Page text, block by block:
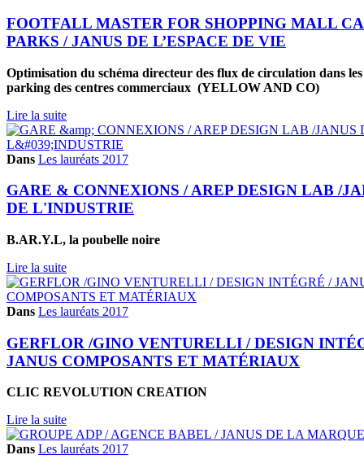
FOOTFALL MASTER FOR SHOPPING MALL
PARKS / JANUS DE L’ESPACE DE VIE
Optimisation du schéma directeur des flux de circulation dans les
parking des centres commerciaux (YELLOW AND CO)
Lire la suite
Dans Les lauréats 2017
GARE & CONNEXIONS / AREP DESIGN LAB /
DE L'INDUSTRIE
B.AR.Y.L, la poubelle noire
Lire la suite
Dans Les lauréats 2017
GERFLOR /GINO VENTURELLI / DESIGN
JANUS COMPOSANTS ET MATÉRIAUX
CLIC REVOLUTION CREATION
Lire la suite
Dans Les lauréats 2017